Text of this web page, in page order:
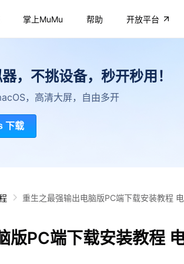
掌上MuMu 帮助 开放平台
，不挑设备，秒开秒用！
，高清大屏，自由多开
下载
重生之最强输出电脑版PC端下载安装教程
版PC端下载安装教程